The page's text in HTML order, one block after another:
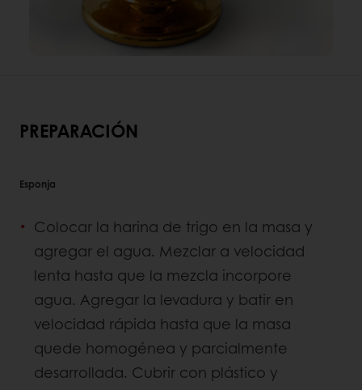
PREPARACIÓN
Esponja
Colocar la harina de trigo en la masa y
agregar el agua. Mezclar a velocidad
lenta hasta que la mezcla incorpore
agua. Agregar la levadura y batir en
velocidad rápida hasta que la masa
quede homogénea y parcialmente
desarrollada. Cubrir con plástico y